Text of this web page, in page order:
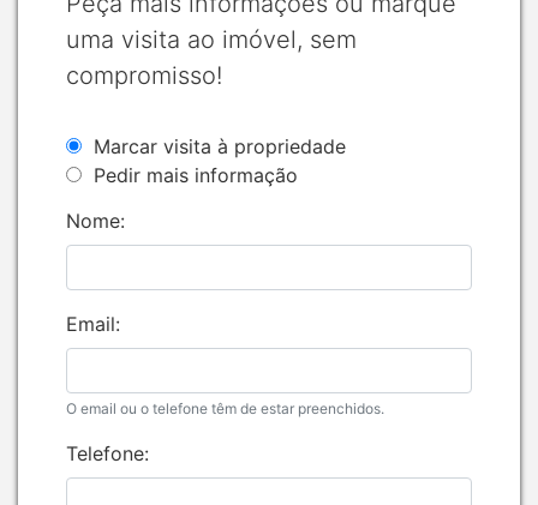
uma visita ao imóvel, sem
compromisso!
Marcar visita à propriedade
Pedir mais informação
Nome:
Email:
O email ou o telefone têm de estar preenchidos.
Telefone: